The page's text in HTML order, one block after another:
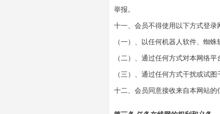
举报。
十一、会员不得使用以下方式登
（一）、以任何机器人软件、蜘
（二）、通过任何方式对本网络
（三）、通过任何方式干扰或试
十二、会员同意接收来自本网站